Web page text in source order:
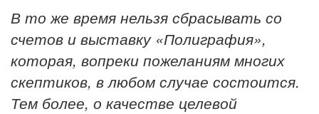
В то же время нельзя сбрасывать со
счетов и выставку «Полиграфия»,
которая, вопреки пожеланиям многих
скептиков, в любом случае состоится.
Тем более, о качестве целевой